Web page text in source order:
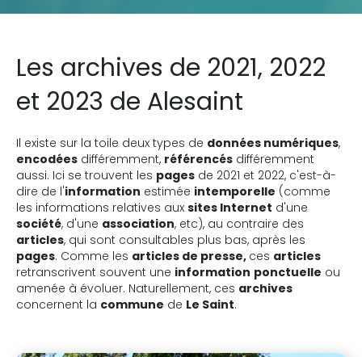
Les archives de 2021, 2022
et 2023 de Alesaint
Il existe sur la toile deux types de données numériques,
encodées différemment, référencés différemment
aussi. Ici se trouvent les pages de 2021 et 2022, c'est-à-
dire de l'information estimée intemporelle (comme
les informations relatives aux sites Internet d'une
société, d'une association, etc), au contraire des
articles, qui sont consultables plus bas, après les
pages. Comme les articles de presse, ces articles
retranscrivent souvent une information ponctuelle ou
amenée à évoluer. Naturellement, ces archives
concernent la commune de Le Saint.